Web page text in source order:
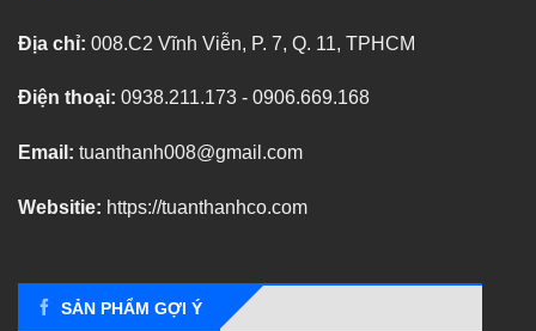
Địa chỉ: 008.C2 Vĩnh Viễn, P. 7, Q. 11, TPHCM
Điện thoại: 0938.211.173 - 0906.669.168
Email: tuanthanh008@gmail.com
Websitie: https://tuanthanhco.com
SẢN PHẨM GỢI Ý